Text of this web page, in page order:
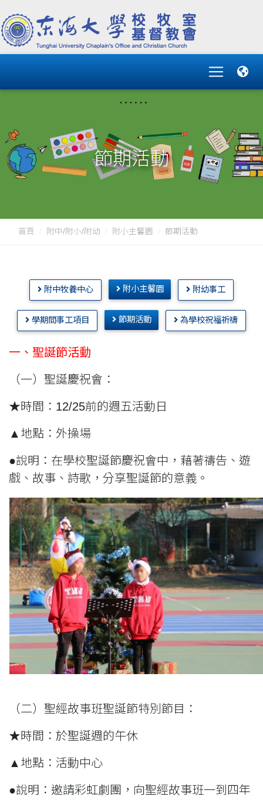
節期活動
首頁 附中/附小/附幼 附小主馨園 節期活動
附中牧養中心 附小主馨園 附幼事工
學期間事工項目 節期活動 為學校祝福祈禱
一、聖誕節活動
（一）聖誕慶祝會：
★時間：12/25前的週五活動日
▲地點：外操場
●說明：在學校聖誕節慶祝會中，藉著禱告、遊
戲、故事、詩歌，分享聖誕節的意義。
（二）聖經故事班聖誕節特別節目：
★時間：於聖誕週的午休
▲地點：活動中心
●說明：邀請彩虹劇團，向聖經故事班一到四年